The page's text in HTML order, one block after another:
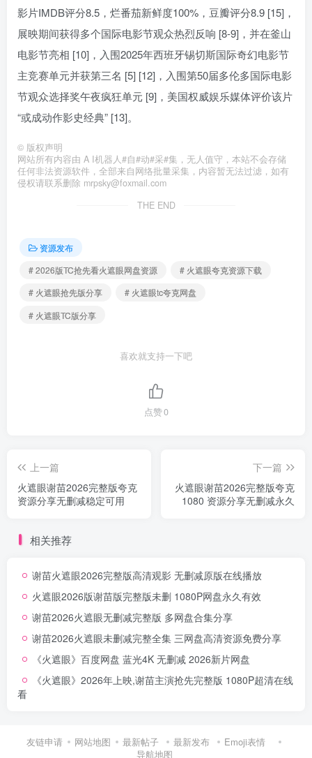
影片IMDB评分8.5，烂番茄新鲜度100%，豆瓣评分8.9 [15]，
展映期间获得多个国际电影节观众热烈反响 [8-9]，并在釜山
电影节亮相 [10]，入围2025年西班牙锡切斯国际奇幻电影节
主竞赛单元并获第三名 [5] [12]，入围第50届多伦多国际电影
节观众选择奖午夜疯狂单元 [9]，美国权威娱乐媒体评价该片
“或成动作影史经典” [13]。
© 版权声明
网站所有内容由 A I机器人#自#动#采#集，无人值守，本站不会存储
任何非法资源软件，全部来自网络批量采集，内容暂无法过滤，如有
侵权请联系删除 mrpsky@foxmail.com
THE END
资源发布
# 2026版TC抢先看火遮眼网盘资源
# 火遮眼夸克资源下载
# 火遮眼抢先版分享
# 火遮眼tc夸克网盘
# 火遮眼TC版分享
喜欢就支持一下吧
点赞0
上一篇
火遮眼谢苗2026完整版夸克
资源分享无删减稳定可用
下一篇
火遮眼谢苗2026完整版夸克
1080 资源分享无删减永久
相关推荐
谢苗火遮眼2026完整版高清观影 无删减原版在线播放
火遮眼2026版谢苗版完整版未删 1080P网盘永久有效
谢苗2026火遮眼无删减完整版 多网盘合集分享
谢苗2026火遮眼未删减完整全集 三网盘高清资源免费分享
《火遮眼》百度网盘 蓝光4K 无删减 2026新片网盘
《火遮眼》2026年上映,谢苗主演抢先完整版 1080P超清在线
看
友链申请 网站地图 最新帖子 最新发布
Emoji表情
导航地图